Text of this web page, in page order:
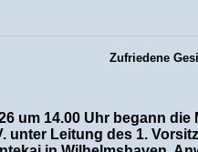
Zufriedene
um 14.00 Uhr begann
unter Leitung des 1.